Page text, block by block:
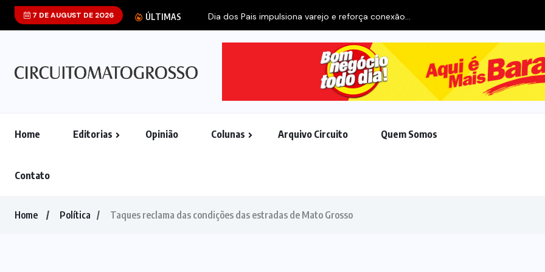
7 DE AUGUST DE 2026 ÚLTIMAS
Home Editorias Opinião Colunas Arquivo Circuito Quem Somos
Contato
Home Política Taques reclama das condições das estradas de Mato Grosso